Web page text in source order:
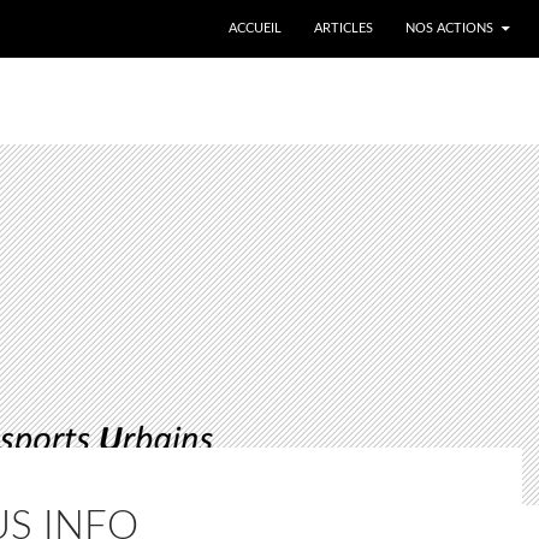
ACCUEIL
ARTICLES NOS ACTIONS
INFO